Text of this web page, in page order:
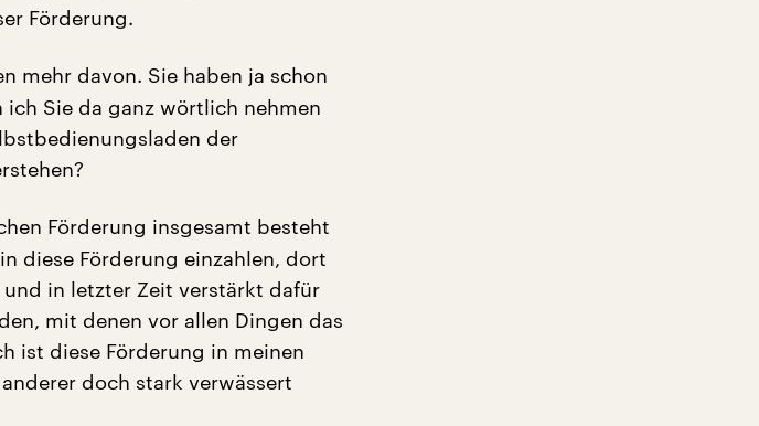
Förderung.
mehr davon. Sie haben ja schon
Sie da ganz wörtlich nehmen
der
Förderung insgesamt besteht
diese Förderung einzahlen, dort
in letzter Zeit verstärkt dafür
mit denen vor allen Dingen das
ist diese Förderung in meinen
doch stark verwässert